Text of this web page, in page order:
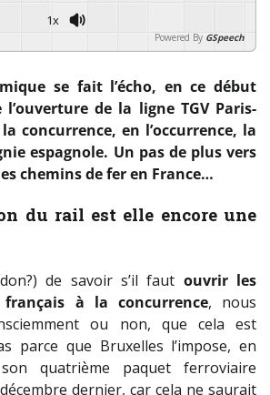
1x
Powered By GSpeech
se fait l’écho, en ce début
l’ouverture de la ligne TGV Paris-
concurrence, en l’occurrence, la
espagnole. Un pas de plus vers
chemins de fer en France…
du rail est elle encore une
de savoir s’il faut ouvrir les
à la concurrence, nous
ou non, que cela est
parce que Bruxelles l’impose, en
quatrième paquet ferroviaire
dernier, car cela ne saurait